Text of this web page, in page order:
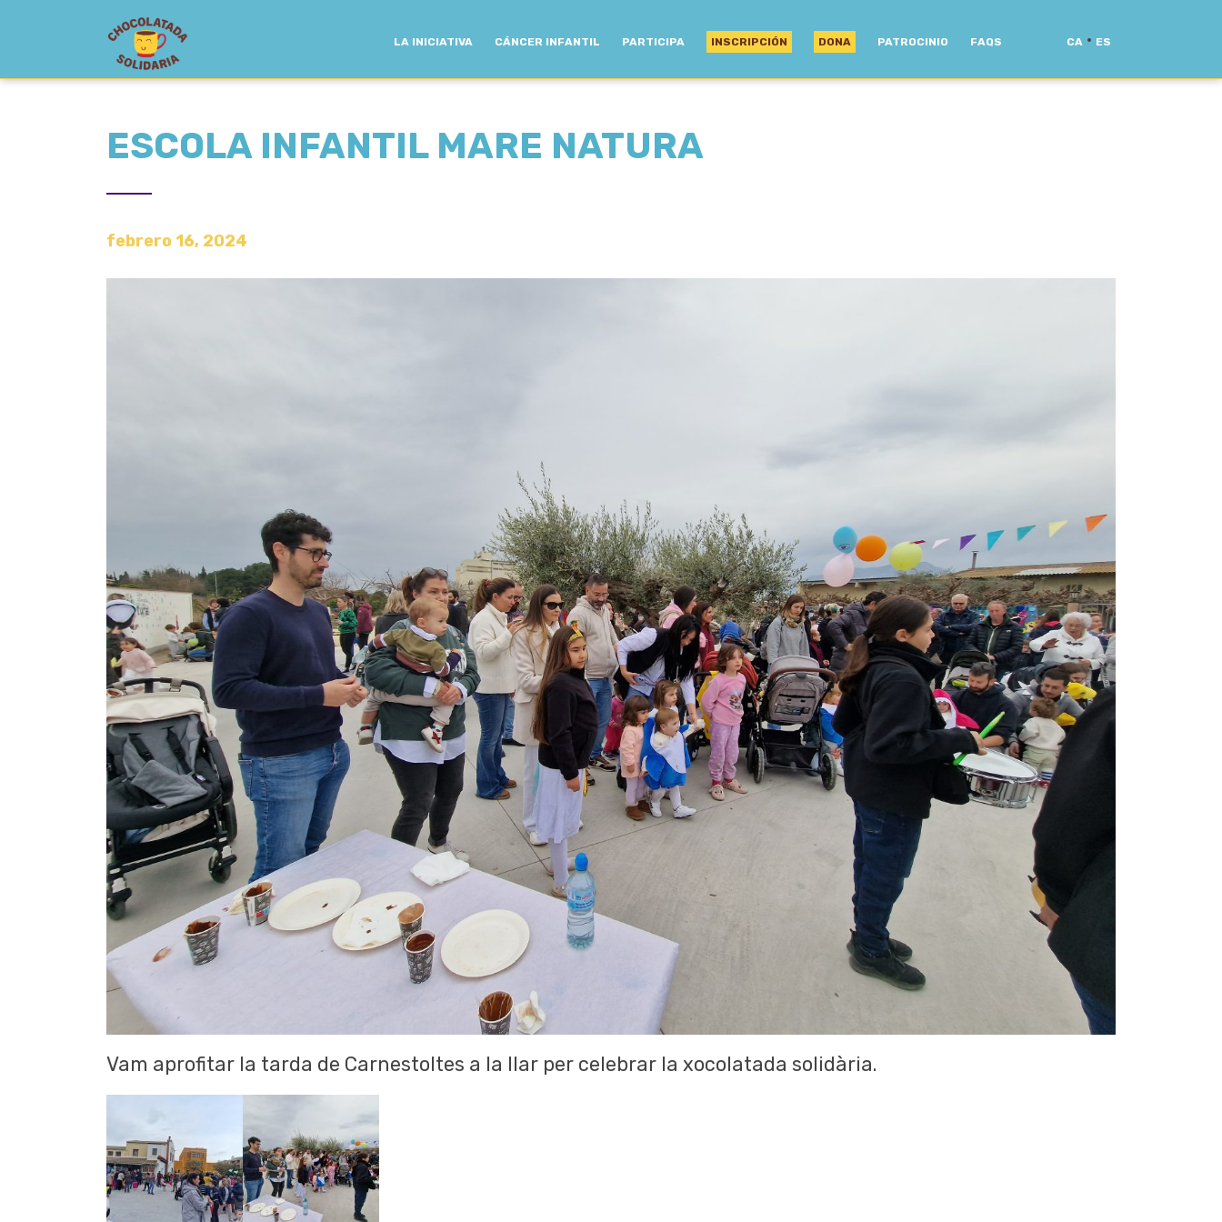
LA INICIATIVA CÁNCER INFANTIL PARTICIPA INSCRIPCIÓN DONA PATROCINIO FAQS CA · ES
ESCOLA INFANTIL MARE NATURA
febrero 16, 2024
Vam aprofitar la tarda de Carnestoltes a la llar per celebrar la xocolatada solidària.